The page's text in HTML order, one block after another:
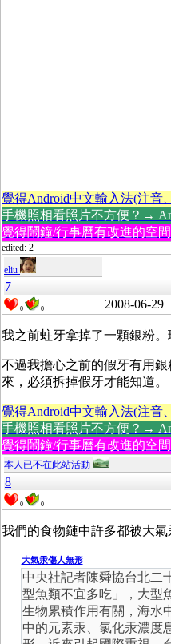
覺得Android中文輸入法(注音
手機照相看照片不方便？→
覺得鬧鐘/行事曆有改進的空
edited: 2
eliu
7
0 0 2008-06-29
我之前蛀牙拿掉了一顆銀粉。
不過我擔心之前的假牙有用
來，必須拆掉假牙才能知道。
覺得Android中文輸入法(注音
手機照相看照片不方便？→
覺得鬧鐘/行事曆有改進的空
本人已不在此站活動
8
0 0
我們的食物鏈中許多都被大氣
大氣汞傷人無形
中央社記者陳舜協台北二
型魚類不宜多吃」，大型
生物累積作用有關，海水
中的元素汞、氯化汞濃度